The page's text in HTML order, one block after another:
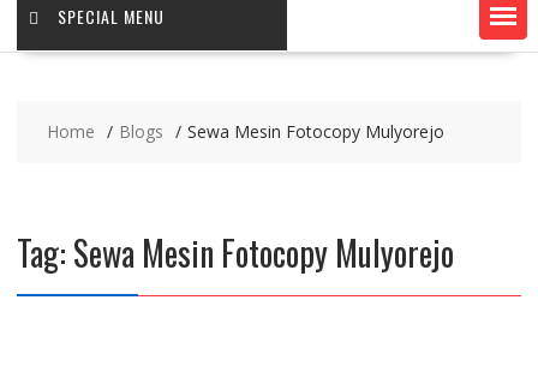
SPECIAL MENU
Home Blogs Sewa Mesin Fotocopy Mulyorejo
Tag:Sewa Mesin Fotocopy Mulyorejo